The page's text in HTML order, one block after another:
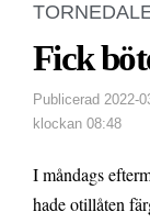
Fick
Publicerad 2022-
klockan 08:48
I måndags
hade otillåten